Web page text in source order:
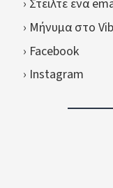
› Στείλτε ένα
› Μήνυμα στο
› Facebook
› Instagram